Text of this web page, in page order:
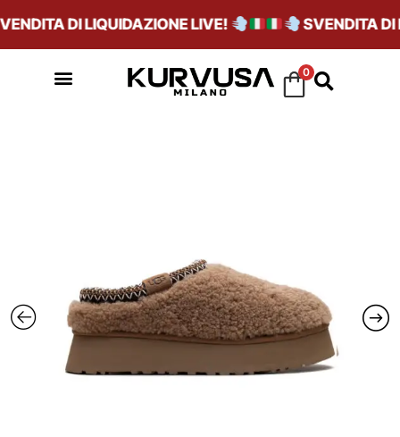
DI LIQUIDAZIONE LIVE! SVENDITA DI
0